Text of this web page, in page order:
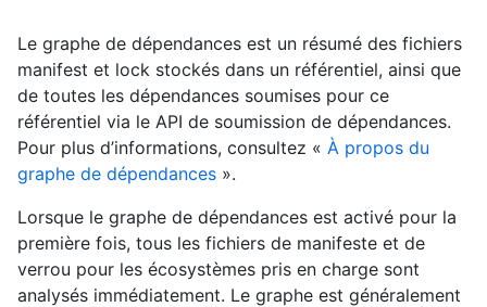
Le graphe de dépendances est un résumé des fichiers
manifest et lock stockés dans un référentiel, ainsi que
de toutes les dépendances soumises pour ce
référentiel via le API de soumission de dépendances.
Pour plus d’informations, consultez « À propos du
graphe de dépendances ».
Lorsque le graphe de dépendances est activé pour la
première fois, tous les fichiers de manifeste et de
verrou pour les écosystèmes pris en charge sont
analysés immédiatement. Le graphe est généralement